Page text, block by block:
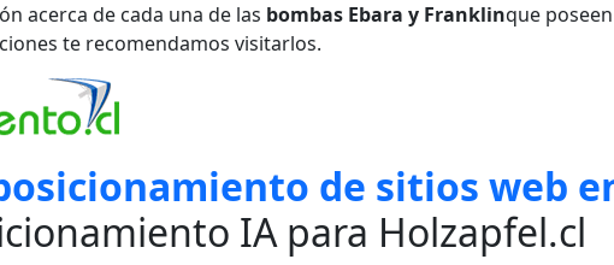
acerca de cada una de las bombas Ebara y Franklinque poseen
te recomendamos visitarlos.
de sitios web
IA para Holzapfel.cl